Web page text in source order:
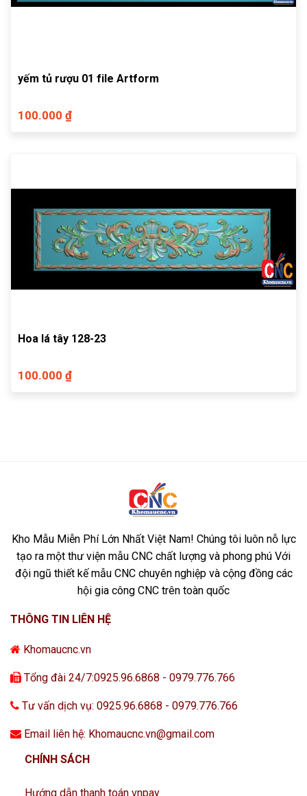
yếm tủ rượu 01 file Artform
100.000 ₫
Hoa lá tây 128-23
100.000 ₫
Kho Mẫu Miễn Phí Lớn Nhất Việt Nam! Chúng tôi luôn nỗ lực
tạo ra một thư viện mẫu CNC chất lượng và phong phú Với
đội ngũ thiết kế mẫu CNC chuyên nghiệp và cộng đồng các
hội gia công CNC trên toàn quốc
THÔNG TIN LIÊN HỆ
Khomaucnc.vn
Tổng đài 24/7:0925.96.6868 - 0979.776.766
Tư vấn dịch vụ: 0925.96.6868 - 0979.776.766
Email liên hệ: Khomaucnc.vn@gmail.com
CHÍNH SÁCH
Hướng dẫn thanh toán vnpay